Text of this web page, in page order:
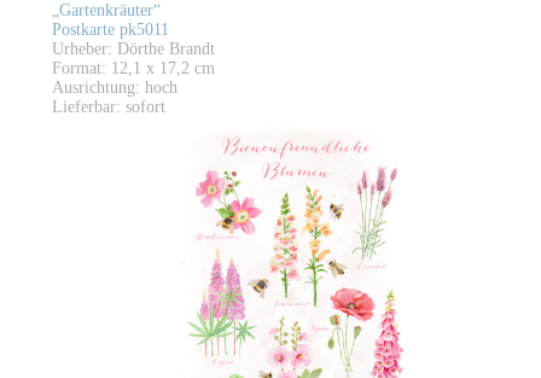
„Gartenkräuter“
Postkarte pk5011
Urheber: Dörthe Brandt
Format: 12,1 x 17,2 cm
Ausrichtung: hoch
Lieferbar: sofort